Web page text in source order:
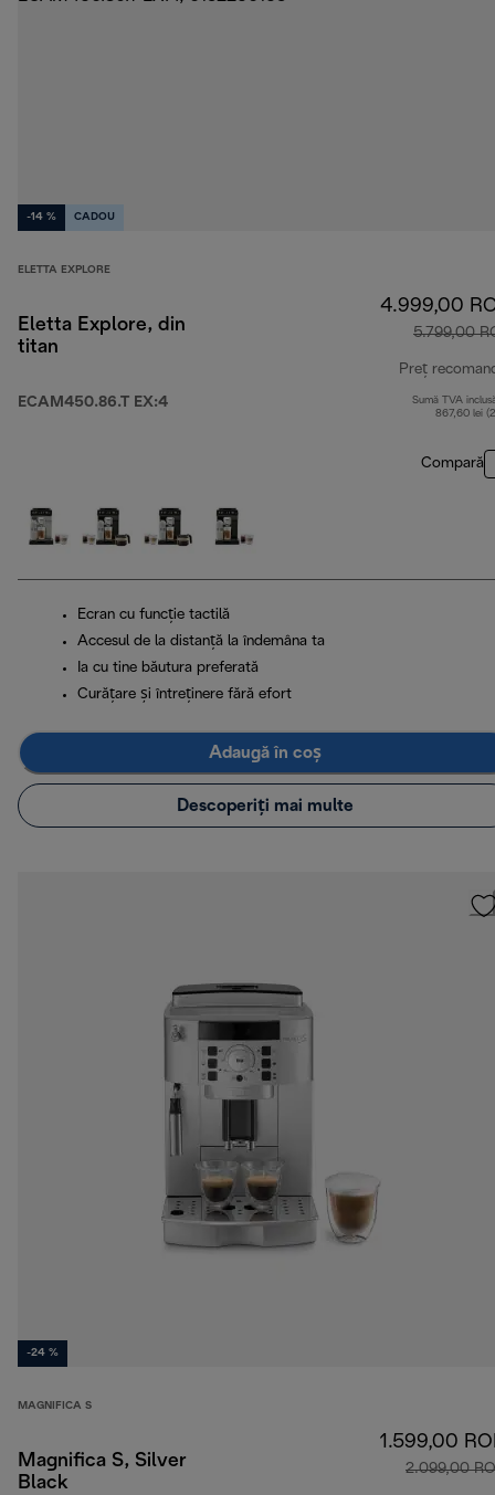
-14 % CADOU
ELETTA EXPLORE
Eletta Explore, din
titan
ECAM450.86.T EX:4
4.999,00
5.799,00
Preț
Sumă TVA
867,60 lei
Compară
Ecran cu funcție tactilă
Accesul de la distanță la îndemâna ta
Ia cu tine băutura preferată
Curățare și întreținere fără efort
Adaugă în coș
Descoperiți mai multe
-24 %
MAGNIFICA S
Magnifica S, Silver
Black
1.599,00
2.099,00